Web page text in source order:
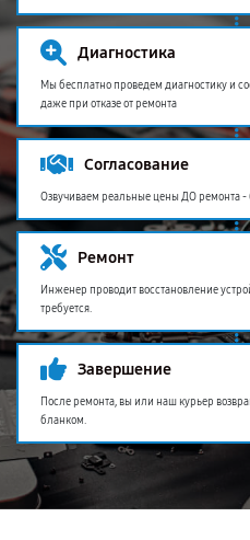
Диагностика
Мы бесплатно проведем диагностику и
даже при отказе от ремонта
Согласование
Озвучиваем реальные цены ДО ремонта -
Ремонт
Инженер проводит восстановление
требуется.
Завершение
После ремонта, вы или наш курьер
бланком.